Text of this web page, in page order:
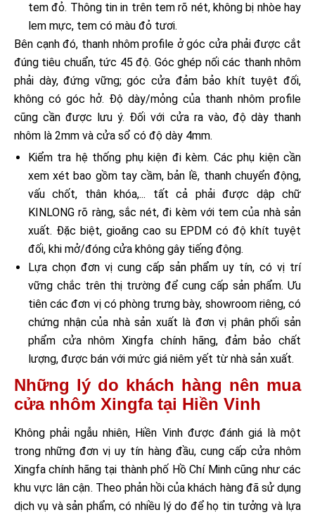
tem đỏ. Thông tin in trên tem rõ nét, không bị nhòe hay
lem mực, tem có màu đỏ tươi.
Bên cạnh đó, thanh nhôm profile ở góc cửa phải được cắt
đúng tiêu chuẩn, tức 45 độ. Góc ghép nối các thanh nhôm
phải dày, đứng vững; góc cửa đảm bảo khít tuyệt đối,
không có góc hở. Độ dày/mỏng của thanh nhôm profile
cũng cần được lưu ý. Đối với cửa ra vào, độ dày thanh
nhôm là 2mm và cửa sổ có độ dày 4mm.
Kiểm tra hệ thống phụ kiện đi kèm. Các phụ kiện cần
xem xét bao gồm tay cầm, bản lề, thanh chuyển động,
vấu chốt, thân khóa,... tất cả phải được dập chữ
KINLONG rõ ràng, sắc nét, đi kèm với tem của nhà sản
xuất. Đặc biệt, gioăng cao su EPDM có độ khít tuyệt
đối, khi mở/đóng cửa không gây tiếng động.
Lựa chọn đơn vị cung cấp sản phẩm uy tín, có vị trí
vững chắc trên thị trường để cung cấp sản phẩm. Ưu
tiên các đơn vị có phòng trưng bày, showroom riêng, có
chứng nhận của nhà sản xuất là đơn vị phân phối sản
phẩm cửa nhôm Xingfa chính hãng, đảm bảo chất
lượng, được bán với mức giá niêm yết từ nhà sản xuất.
Những lý do khách hàng nên mua
cửa nhôm Xingfa tại Hiền Vinh
Không phải ngẫu nhiên, Hiền Vinh được đánh giá là một
trong những đơn vị uy tín hàng đầu, cung cấp cửa nhôm
Xingfa chính hãng tại thành phố Hồ Chí Minh cũng như các
khu vực lân cận. Theo phản hồi của khách hàng đã sử dụng
dịch vụ và sản phẩm, có nhiều lý do để họ tin tưởng và lựa